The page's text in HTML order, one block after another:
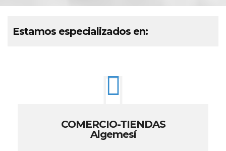
Estamos especializados en:
COMERCIO-TIENDAS
Algemesí